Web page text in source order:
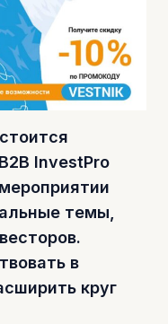
InvestPro
темы,
в
круг